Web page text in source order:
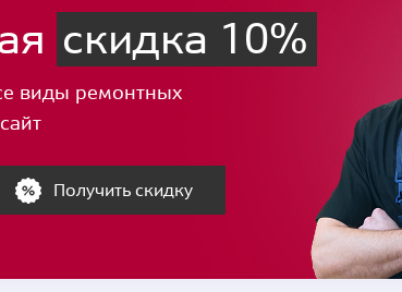
скидка 10%
виды ремонтных
Получить скидку